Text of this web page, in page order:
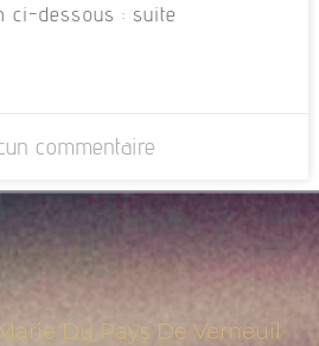
ci-dessous : suite
commentaire
Du Pays De Verneuil